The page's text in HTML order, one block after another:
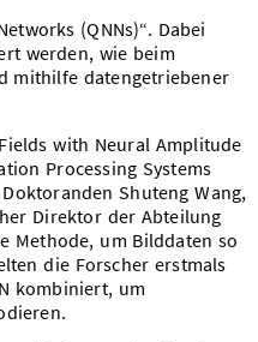
(QNNs)“. Dabei
werden, wie beim
mithilfe datengetriebener
with Neural Amplitude
Processing Systems
Shuteng Wang,
Direktor der Abteilung
Methode, um Bilddaten so
die Forscher erstmals
kombiniert, um